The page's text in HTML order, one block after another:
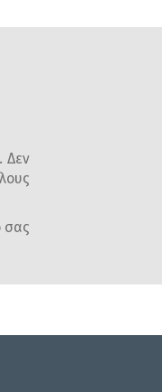
Δεν
σας